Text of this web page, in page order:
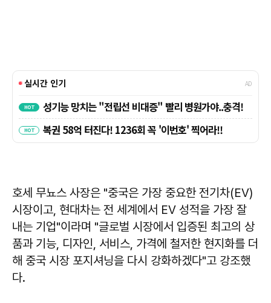
호세 무뇨스 사장은 "중국은 가장 중요한 전기차(EV)
시장이고, 현대차는 전 세계에서 EV 성적을 가장 잘
내는 기업"이라며 "글로벌 시장에서 입증된 최고의 상
품과 기능, 디자인, 서비스, 가격에 철저한 현지화를 더
해 중국 시장 포지셔닝을 다시 강화하겠다"고 강조했
다.